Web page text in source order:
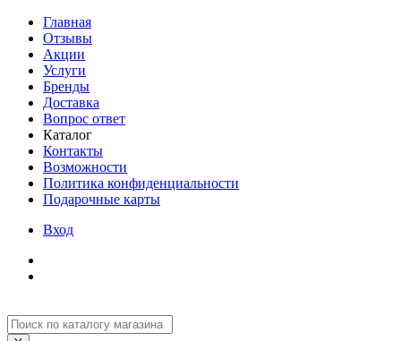
Главная
Отзывы
Акции
Услуги
Бренды
Доставка
Вопрос ответ
Каталог
Контакты
Возможности
Политика конфиденциальности
Подарочные карты
Вход